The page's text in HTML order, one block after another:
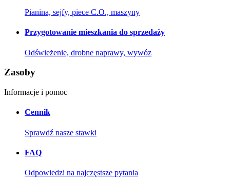
Pianina, sejfy, piece C.O., maszyny
Przygotowanie mieszkania do sprzedaży
Odświeżenie, drobne naprawy, wywóz
Zasoby
Informacje i pomoc
Cennik
Sprawdź nasze stawki
FAQ
Odpowiedzi na najczęstsze pytania